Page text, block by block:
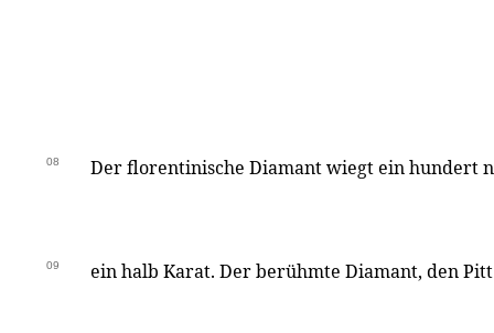
08 Der florentinische Diamant wiegt ein hundert
09 ein halb Karat. Der berühmte Diamant, den